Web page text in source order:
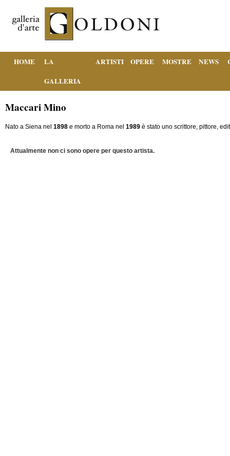
HOME
LA
GALLERIA
ARTISTI OPERE MOSTRE NEWS
Maccari Mino
Nato a Siena nel 1898 e morto a Roma nel 1989 è stato uno scrittore, pittore,
Attualmente non ci sono opere per questo artista.